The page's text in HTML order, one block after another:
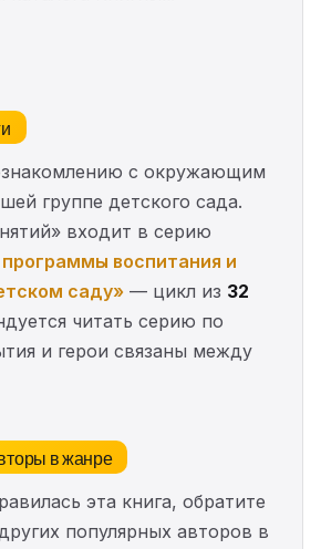
с окружающим
группе детского сада.
входит в серию
воспитания и
саду» — цикл из 32
читать серию по
и герои связаны между
в жанре
эта книга, обратите
популярных авторов в